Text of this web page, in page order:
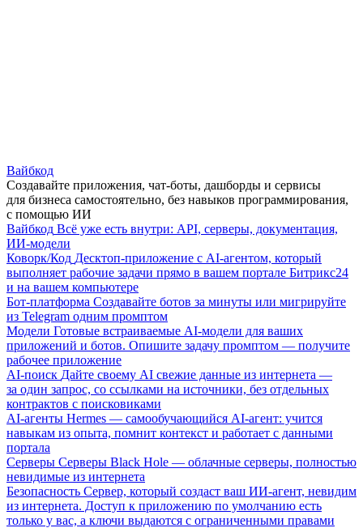
Вайбкод
Создавайте приложения, чат-боты, дашборды и сервисы
для бизнеса самостоятельно, без навыков программирования,
с помощью ИИ
Вайбкод Всё уже есть внутри: API, серверы, документация,
ИИ-модели
Коворк/Код Десктоп-приложение с AI-агентом, который
выполняет рабочие задачи прямо в вашем портале Битрикс24
и на вашем компьютере
Бот-платформа Создавайте ботов за минуты или мигрируйте
из Telegram одним промптом
Модели Готовые встраиваемые AI-модели для ваших
приложений и ботов. Опишите задачу промптом — получите
рабочее приложение
AI-поиск Дайте своему AI свежие данные из интернета —
за один запрос, со ссылками на источники, без отдельных
контрактов с поисковиками
AI-агенты Hermes — самообучающийся AI-агент: учится
навыкам из опыта, помнит контекст и работает с данными
портала
Серверы Серверы Black Hole — облачные серверы, полностью
невидимые из интернета
Безопасность Сервер, который создаст ваш ИИ-агент, невидим
из интернета. Доступ к приложению по умолчанию есть
только у вас, а ключи выдаются с ограниченными правами